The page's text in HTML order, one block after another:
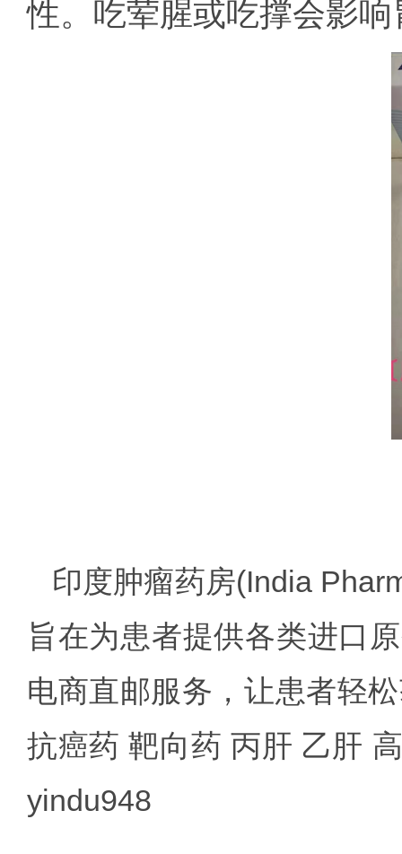
性。吃荤腥或吃撑会影
印度肿瘤药房(India
旨在为患者提供各类进口
电商直邮服务，让患者轻
抗癌药 靶向药 丙肝 乙肝
yindu948